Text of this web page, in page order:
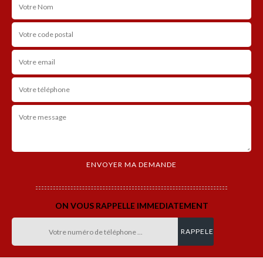
ON VOUS RAPPELLE IMMEDIATEMENT